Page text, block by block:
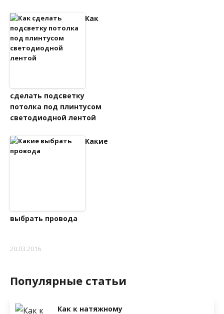
Как
сделать подсветку
потолка под плинтусом
светодиодной лентой
Какие
выбрать провода
20.03.2016
Популярные статьи
Как к натяжному